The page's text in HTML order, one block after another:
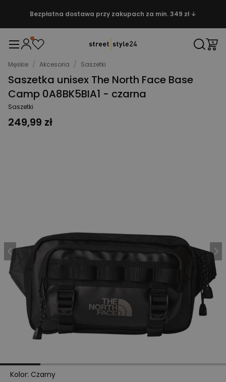
Bezpłatna dostawa przy zakupach za min. 349 zł ↓
Męskie / Akcesoria / Saszetki
Saszetka unisex The North Face Base
Camp 0A8BK5BIA1 - czarna
Saszetki
249,99 zł
Kolor: Czarny